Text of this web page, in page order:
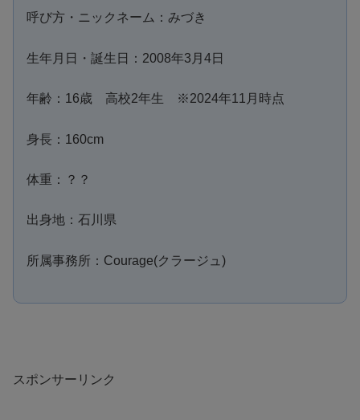
呼び方・ニックネーム：みづき
生年月日・誕生日：2008年3月4日
年齢：16歳 高校2年生 ※2024年11月時点
身長：160cm
体重：？？
出身地：石川県
所属事務所：Courage(クラージュ)
スポンサーリンク